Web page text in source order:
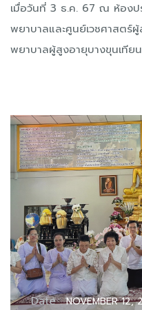
เมื่อวันที่ 3 ธ.ค. 67 ณ ห้องป
พยาบาลและศูนย์เวชศาสตร์
พยาบาลผู้สูงอายุบางขุนเทียน
Date :NOVEMBER 12,